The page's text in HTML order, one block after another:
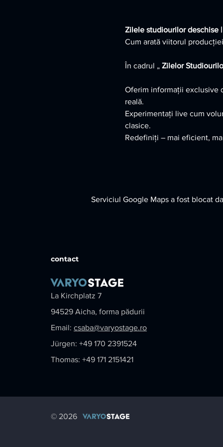
Zilele studiourilor deschise
Cum arată viitorul
În cadrul „ Zilelor
Oferim informații exclusive
reală.
Experimentați live cum
clasice.
Redefiniți – mai eficient,
Serviciul Google Maps a fost blocat
contact
La Kirchplatz 7
94529 Aicha, forma pădurii
Email: csaba@varyostage.ro
Jürgen: +49 170 2391524
Thomas: +49 171 2151421
© 2026